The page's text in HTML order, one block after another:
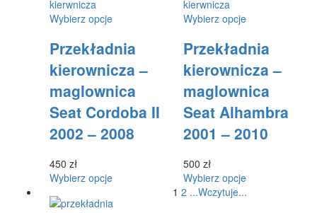
wariantów.
można
na
stronie
produktu
wariantów.
można
na
stronie
produktu
Wybierz opcjeTen
ma
wariantów.
Opcje
wybrać
na
Przekładnia
kierownicza –
maglownica
Seat Cordoba II
2002 – 2008
450 zł
Wybierz opcjeTen
ma
Wybierz opcjeTen
ma
wariantów.
Opcje
wybrać
na
Przekładnia
kierownicza –
maglownica
Seat Alhambra
2001 – 2010
500 zł
Wybierz opcjeTen
1 2 ...Wczytuje...